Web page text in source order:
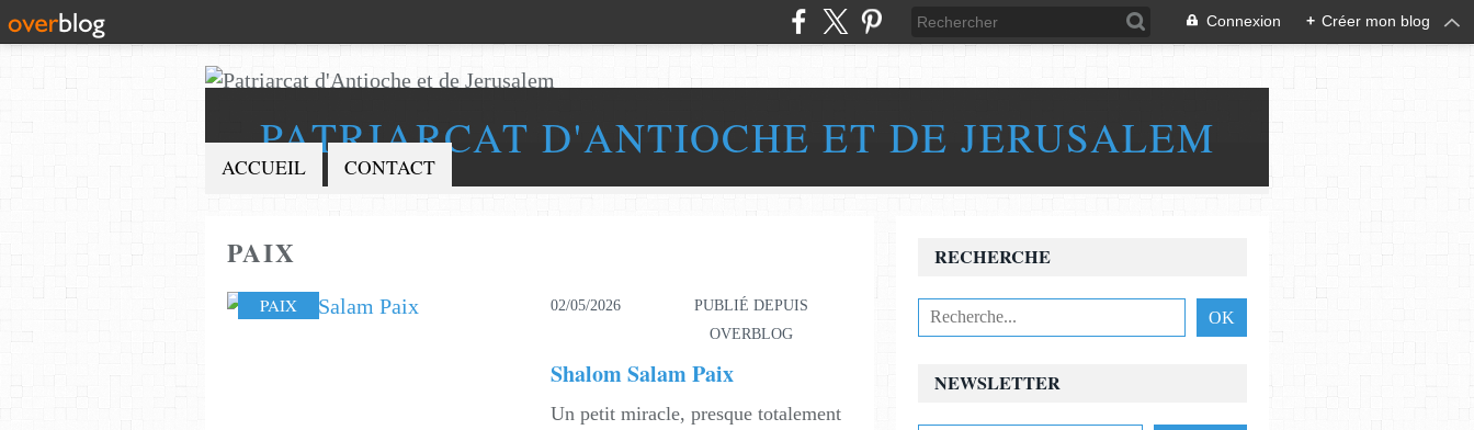
Connexion + Créer mon blog
PATRIARCAT D'ANTIOCHE ET DE JERUSALEM
ACCUEIL CONTACT
PAIX
PAIX 02/05/2026
PUBLIÉ DEPUIS
OVERBLOG
Shalom Salam Paix
Un petit miracle, presque totalement
NEWSLETTER
RECHERCHE